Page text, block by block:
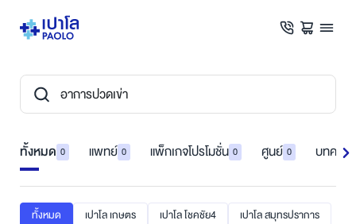
ทั้งหมด 0 แพทย์ 0 แพ็กเกจโปรโมชั่น 0 ศูนย์ 0 บทควา
ทั้งหมด เปาโล เกษตร เปาโล โชคชัย4
เปาโล สมุทรปราการ